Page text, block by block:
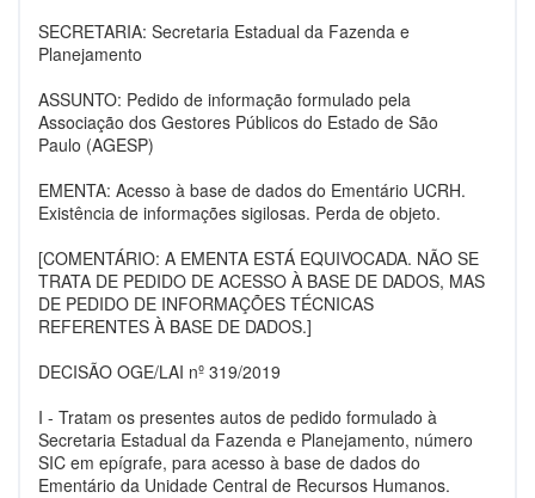
SECRETARIA: Secretaria Estadual da Fazenda e
Planejamento
ASSUNTO: Pedido de informação formulado pela
Associação dos Gestores Públicos do Estado de São
Paulo (AGESP)
EMENTA: Acesso à base de dados do Ementário UCRH.
Existência de informações sigilosas. Perda de objeto.
[COMENTÁRIO: A EMENTA ESTÁ EQUIVOCADA. NÃO SE
TRATA DE PEDIDO DE ACESSO À BASE DE DADOS, MAS
DE PEDIDO DE INFORMAÇÕES TÉCNICAS
REFERENTES À BASE DE DADOS.]
DECISÃO OGE/LAI nº 319/2019
I - Tratam os presentes autos de pedido formulado à
Secretaria Estadual da Fazenda e Planejamento, número
SIC em epígrafe, para acesso à base de dados do
Ementário da Unidade Central de Recursos Humanos.